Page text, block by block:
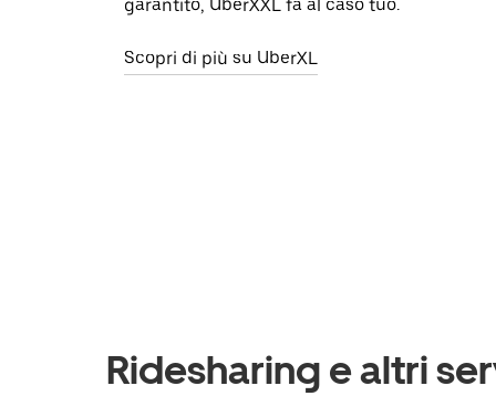
garantito, UberXXL fa al caso tuo.
Scopri di più su UberXL
Ridesharing e altri